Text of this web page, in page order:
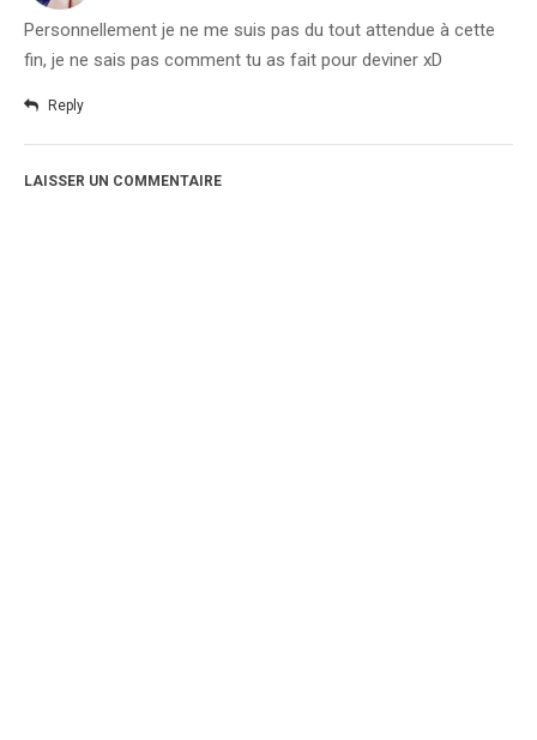
Personnellement je ne me suis pas du tout attendue à cette
fin, je ne sais pas comment tu as fait pour deviner xD
Reply
LAISSER UN COMMENTAIRE